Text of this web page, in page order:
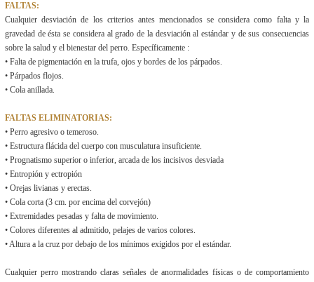
FALTAS:
Cualquier desviación de los criterios antes mencionados se considera como falta y la
gravedad de ésta se considera al grado de la desviación al estándar y de sus consecuencias
sobre la salud y el bienestar del perro. Específicamente :
• Falta de pigmentación en la trufa, ojos y bordes de los párpados.
• Párpados flojos.
• Cola anillada.
FALTAS ELIMINATORIAS:
• Perro agresivo o temeroso.
• Estructura flácida del cuerpo con musculatura insuficiente.
• Prognatismo superior o inferior, arcada de los incisivos desviada
• Entropión y ectropión
• Orejas livianas y erectas.
• Cola corta (3 cm. por encima del corvejón)
• Extremidades pesadas y falta de movimiento.
• Colores diferentes al admitido, pelajes de varios colores.
• Altura a la cruz por debajo de los mínimos exigidos por el estándar.
Cualquier perro mostrando claras señales de anormalidades físicas o de comportamiento